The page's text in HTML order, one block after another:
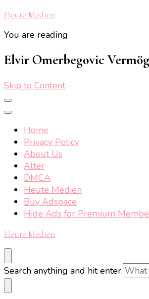
Heute Medien
You are reading
Elvir Omerbegovic
Skip to Content
Home
Privacy Policy
About Us
Alter
DMCA
Heute Medien
Buy Adspace
Hide Ads for Premium
Heute Medien
Looking
for
Something?
Search anything and hit enter.